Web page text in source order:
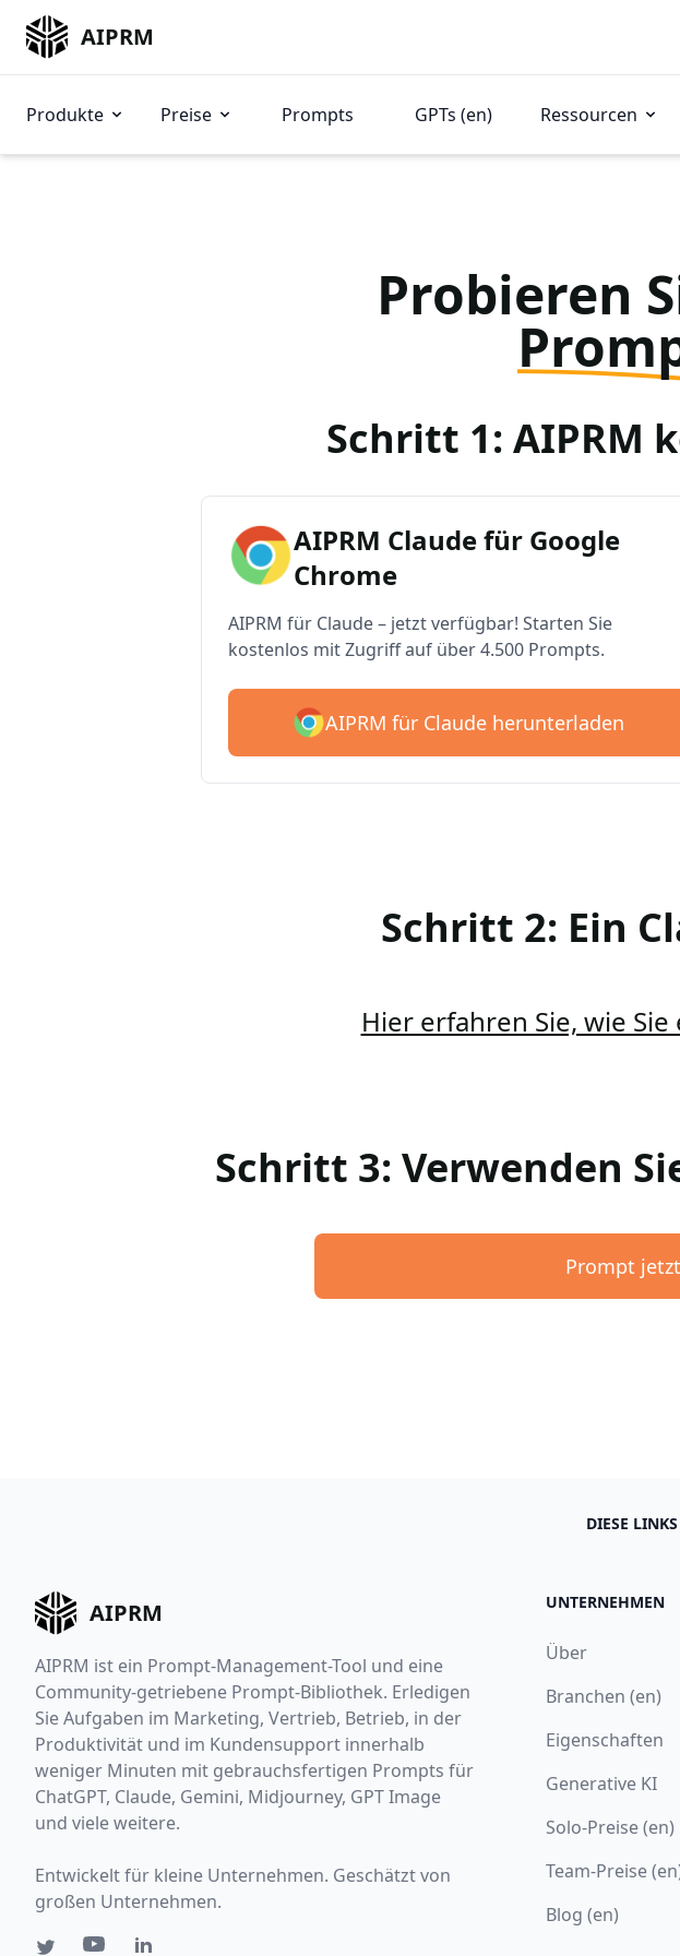
AIPRM
Produkte Preise Prompts GPTs (en) Ressourcen
Probieren
Schritt 1: AIPRM
AIPRM Claude für Google
Chrome
AIPRM für Claude – jetzt verfügbar! Starten Sie
kostenlos mit Zugriff auf über 4.500 Prompts.
AIPRM für Claude herunterladen
Schritt 2: Ein
Hier erfahren Sie, wie
Schritt 3: Verwenden
Prompt
DIESE
AIPRM
AIPRM ist ein Prompt-Management-Tool und eine
Community-getriebene Prompt-Bibliothek. Erledigen
Sie Aufgaben im Marketing, Vertrieb, Betrieb, in der
Produktivität und im Kundensupport innerhalb
weniger Minuten mit gebrauchsfertigen Prompts für
ChatGPT, Claude, Gemini, Midjourney, GPT Image
und viele weitere.
Entwickelt für kleine Unternehmen. Geschätzt von
großen Unternehmen.
UNTERNEHMEN
Über
Branchen (en)
Eigenschaften
Generative KI
Solo-Preise (en)
Team-Preise
Blog (en)